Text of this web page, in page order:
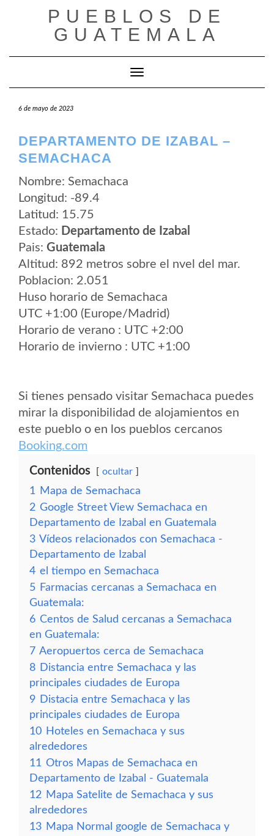
PUEBLOS DE
GUATEMALA
Cambiar modo de navegación
6 de mayo de 2023
DEPARTAMENTO DE IZABAL –
SEMACHACA
Nombre: Semachaca
Longitud: -89.4
Latitud: 15.75
Estado: Departamento de Izabal
Pais: Guatemala
Altitud: 892 metros sobre el nvel del mar.
Poblacion: 2.051
Huso horario de Semachaca
UTC +1:00 (Europe/Madrid)
Horario de verano : UTC +2:00
Horario de invierno : UTC +1:00
Si tienes pensado visitar Semachaca puedes
mirar la disponibilidad de alojamientos en
este pueblo o en los pueblos cercanos
Booking.com
Contenidos ocultar
1
Mapa de Semachaca
2 Google Street View Semachaca en
Departamento de Izabal en Guatemala
3 Vídeos relacionados con Semachaca -
Departamento de Izabal
4 el tiempo en Semachaca
5 Farmacias cercanas a Semachaca en
Guatemala:
6 Centos de Salud cercanas a Semachaca
en Guatemala:
7 Aeropuertos cerca de Semachaca
8 Distancia entre Semachaca y las
principales ciudades de Europa
9 Distacia entre Semachaca y las
principales ciudades de Europa
10 Hoteles en Semachaca y sus
alrededores
11 Otros Mapas de Semachaca en
Departamento de Izabal - Guatemala
12 Mapa Satelite de Semachaca y sus
alrededores
13 Mapa Normal google de Semachaca y